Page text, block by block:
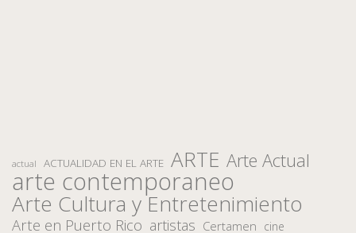
actual ACTUALIDAD EN EL ARTE ARTE Arte Actual
arte contemporaneo
Arte Cultura y Entretenimiento
Arte en Puerto Rico artistas Certamen cine